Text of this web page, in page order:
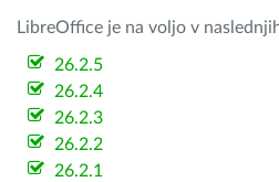
LibreOffice je na voljo v
26.2.5
26.2.4
26.2.3
26.2.2
26.2.1